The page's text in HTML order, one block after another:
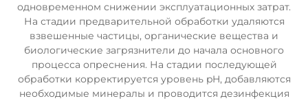
одновременном снижении эксплуатационных затрат.
На стадии предварительной обработки удаляются
взвешенные частицы, органические вещества и
биологические загрязнители до начала основного
процесса опреснения. На стадии последующей
обработки корректируется уровень pH, добавляются
необходимые минералы и проводится дезинфекция